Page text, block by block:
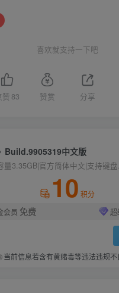
喜欢就支持一下吧
赞 83 赞赏 分享
Build.9905319中文版
量3.35GB|官方简体中文|支持键
10 积分
会员 免费 超
当前信息若含有黄赌毒等违法违规不